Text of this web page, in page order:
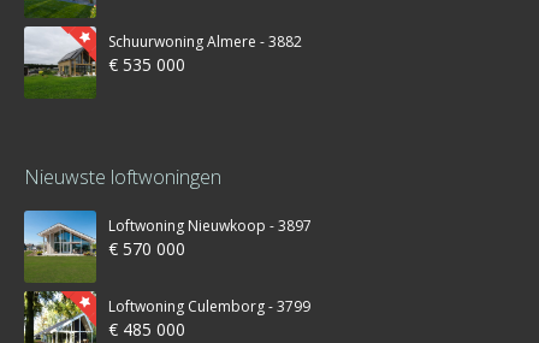
Schuurwoning Almere - 3882
€ 535 000
Nieuwste loftwoningen
Loftwoning Nieuwkoop - 3897
€ 570 000
Loftwoning Culemborg - 3799
€ 485 000